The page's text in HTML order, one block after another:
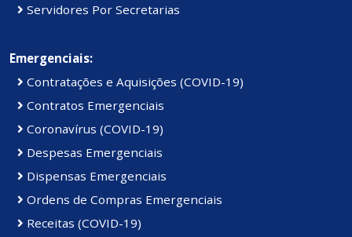
Servidores Por Secretarias
Emergenciais:
Contratações e Aquisições (COVID-19)
Contratos Emergenciais
Coronavírus (COVID-19)
Despesas Emergenciais
Dispensas Emergenciais
Ordens de Compras Emergenciais
Receitas (COVID-19)